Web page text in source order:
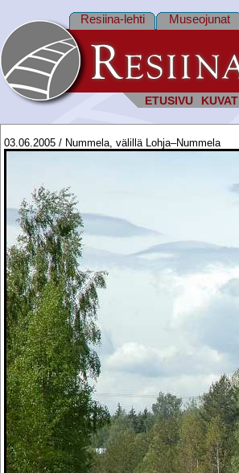
ETUSIVU KUVAT
Resiina-lehti Museojunat
03.06.2005 / Nummela, välillä Lohja–Nummela